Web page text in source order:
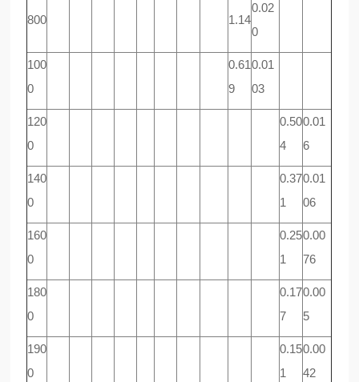
800 1.14
0.02
0
100
0
0.61
9
0.01
03
120
0
0.50
4
0.01
6
140
0
0.37
1
0.01
06
160
0
0.25
1
0.00
76
180
0
0.17
7
0.00
5
190
0
0.15
1
0.00
42